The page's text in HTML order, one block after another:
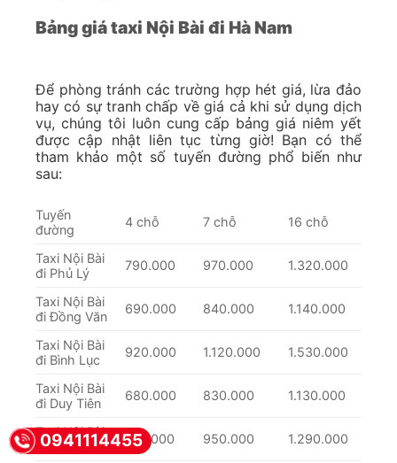
Bảng giá taxi Nội Bài đi Hà Nam
Để phòng tránh các trường hợp hét giá, lừa đảo
hay có sự tranh chấp về giá cả khi sử dụng dịch
vụ, chúng tôi luôn cung cấp bảng giá niêm yết
được cập nhật liên tục từng giờ! Bạn có thể
tham khảo một số tuyến đường phổ biến như
sau:
Tuyến
đường
4 chỗ 7 chỗ 16 chỗ
Taxi Nội Bài
đi Phủ Lý
790.000 970.000 1.320.000
Taxi Nội Bài
đi Đồng Văn
690.000 840.000 1.140.000
Taxi Nội Bài
đi Bình Lục
920.000 1.120.000 1.530.000
Taxi Nội Bài
đi Duy Tiên
680.000 830.000 1.130.000
Taxi Nội Bài
đi Kim Bảng
770.000 950.000 1.290.000
0941114455